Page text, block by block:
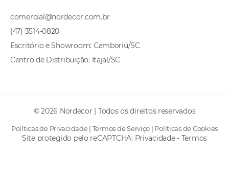
comercial@nordecor.com.br
(47) 3514-0820
Escritório e Showroom: Camboriú/SC
Centro de Distribuição: Itajaí/SC
© 2026 Nordecor | Todos os direitos reservados
Políticas de Privacidade| Termos de Serviço | Políticas de Cookies
Site protegido pelo reCAPTCHA: Privacidade- Termos